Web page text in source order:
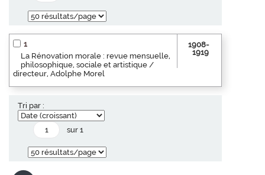
1
La Rénovation morale : revue mensuelle,
philosophique, sociale et artistique /
directeur, Adolphe Morel
1908-
1919
Tri par :
sur 1